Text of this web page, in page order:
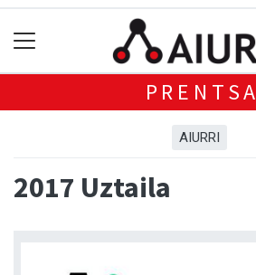
PRENTSA
AIURRI
2017 Uztaila